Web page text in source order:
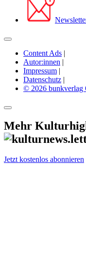
Content Ads |
Autor:innen |
Impressum |
Datenschutz |
© 2026 bunkverlag
Mehr
Jetzt kostenlos abonnieren